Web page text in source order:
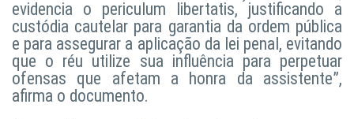
evidencia o periculum libertatis, justificando a
custódia cautelar para garantia da ordem pública
e para assegurar a aplicação da lei penal, evitando
que o réu utilize sua influência para perpetuar
ofensas que afetam a honra da assistente”,
afirma o documento.